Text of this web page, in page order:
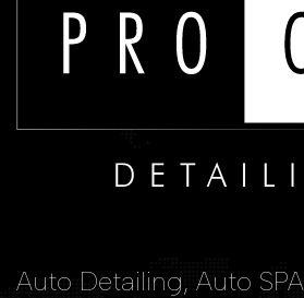
Auto Detailing, Auto SPA